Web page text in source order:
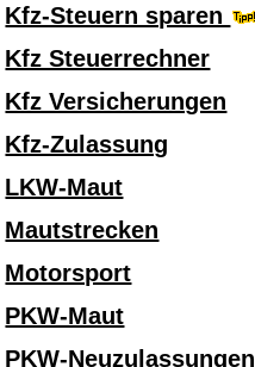
Kfz-Steuern sparen
Kfz Steuerrechner
Kfz Versicherungen
Kfz-Zulassung
LKW-Maut
Mautstrecken
Motorsport
PKW-Maut
PKW-Neuzulassungen